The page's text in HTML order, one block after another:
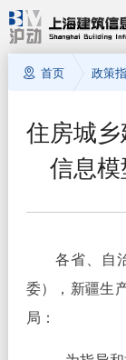
首页 政策
住房城
信息
各省、自
委），新疆生
局：